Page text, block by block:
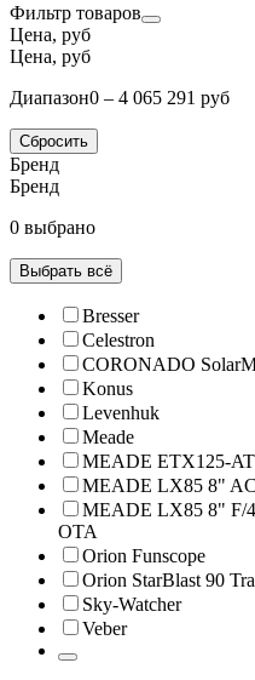
Фильтр товаров
Цена, руб
Цена, руб
Диапазон0 – 4 065 291 руб
Сбросить
Бренд
Бренд
0 выбрано
Выбрать всё
Bresser
Celestron
CORONADO
Konus
Levenhuk
Meade
MEADE ETX125-AT
MEADE LX85 8"
MEADE LX85 8" F/
OTA
Orion Funscope
Orion StarBlast 90
Sky-Watcher
Veber